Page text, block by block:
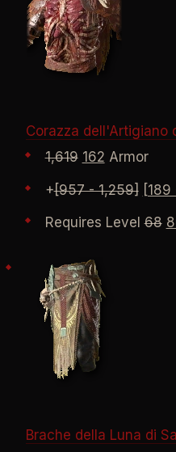
Corazza dell'Artigiano
1,619 162 Armor
+[957 - 1,259]
Requires Level68
Brache della Luna di